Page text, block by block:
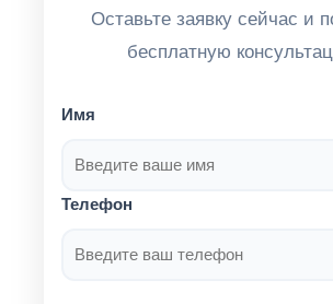
Оставьте заявку сейчас и
бесплатную
Имя
Телефон